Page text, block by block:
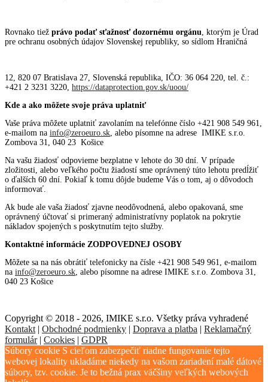
Rovnako tiež právo podať sťažnosť dozornému orgánu, ktorým je Úrad
pre ochranu osobných údajov Slovenskej republiky, so sídlom Hraničná
12, 820 07 Bratislava 27, Slovenská republika, IČO: 36 064 220, tel. č.:
+421 2 3231 3220, https://dataprotection.gov.sk/uoou/
Kde a ako môžete svoje práva uplatniť
Vaše práva môžete uplatniť zavolaním na telefónne číslo +421 908 549 961,
e-mailom na info@zeroeuro.sk, alebo písomne na adrese IMIKE s.r.o.
Zombova 31, 040 23 Košice
Na vašu žiadosť odpovieme bezplatne v lehote do 30 dní. V prípade
zložitosti, alebo veľkého počtu žiadostí sme oprávnený túto lehotu predĺžiť
o ďalších 60 dní. Pokiaľ k tomu dôjde budeme Vás o tom, aj o dôvodoch
informovať.
Ak bude ale vaša žiadosť zjavne neodôvodnená, alebo opakovaná, sme
oprávnený účtovať si primeraný administratívny poplatok na pokrytie
nákladov spojených s poskytnutím tejto služby.
Kontaktné informácie ZODPOVEDNEJ OSOBY
Môžete sa na nás obrátiť telefonicky na čísle +421 908 549 961, e-mailom
na info@zeroeuro.sk, alebo písomne na adrese IMIKE s.r.o. Zombova 31,
040 23 Košice
Copyright © 2018 - 2026, IMIKE s.r.o. Všetky práva vyhradené
Kontakt | Obchodné podmienky | Doprava a platba | Reklamačný
formulár| Cookies | GDPR
Súbory cookie S cieľom zabezpečiť riadne fungovanie tejto
webovej lokality ukladáme niekedy na vašom zariadení malé dátové
súbory, tzv. cookie. Je to bežná prax väčšiny veľkých webových